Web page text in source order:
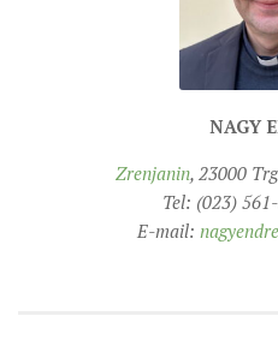
ZSINAT MOTTÓJA,
ZSINATI TAGOK
NAGY
Zrenjanin, 23000
Tel: (023)
E-mail: